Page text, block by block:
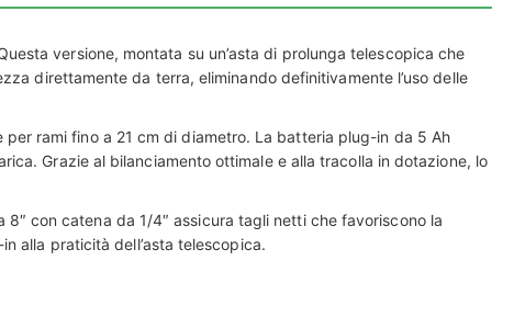
versione, montata su un’asta di prolunga telescopica che
direttamente da terra, eliminando definitivamente l’uso delle
rami fino a 21 cm di diametro. La batteria plug-in da 5 Ah
Grazie al bilanciamento ottimale e alla tracolla in dotazione, lo
con catena da 1/4″ assicura tagli netti che favoriscono la
alla praticità dell’asta telescopica.